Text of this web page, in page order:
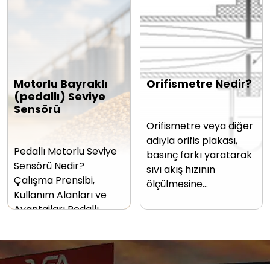
Motorlu Bayraklı
(pedallı) Seviye
Sensörü
Pedallı Motorlu Seviye
Sensörü Nedir?
Çalışma Prensibi,
Kullanım Alanları ve
Avantajları Pedallı…
Orifismetre Nedir?
Orifismetre veya diğer
adıyla orifis plakası,
basınç farkı yaratarak
sıvı akış hızının
ölçülmesine…